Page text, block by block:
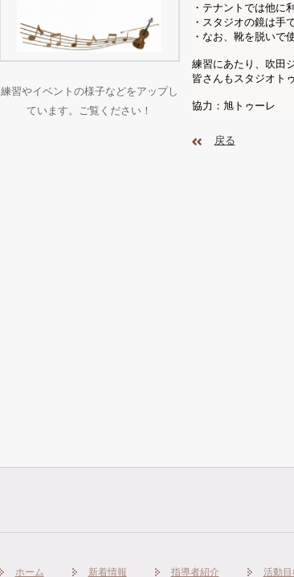
・テナントでは他に
・スタジオの鏡は手
・なお、靴を脱いで
練習にあたり、吹田
皆さんもスタジオト
協力：旭トゥーレ
戻る
練習やイベントの様子などをアップし
ています。ご覧ください！
ホーム 新着情報 指導者紹介 活動目